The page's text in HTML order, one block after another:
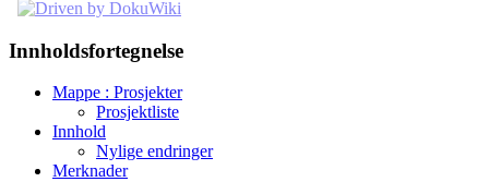
Innholdsfortegnelse
Mappe : Prosjekter
Prosjektliste
Innhold
Nylige endringer
Merknader